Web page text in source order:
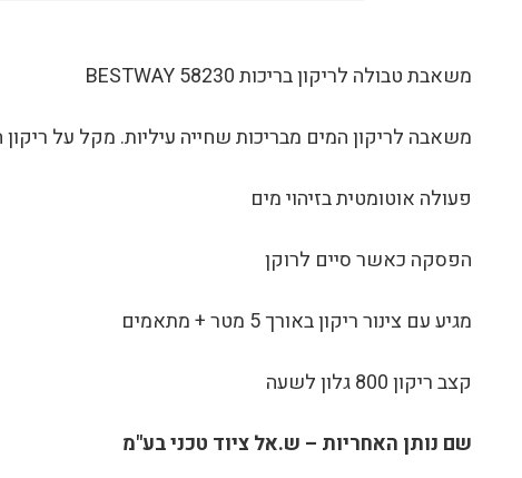
משאבת טבולה לריקון בריכות 58230 BESTWAY
משאבה לריקון המים מבריכות שחייה עיליות. מקל על
פעולה אוטומטית בזיהוי מים
הפסקה כאשר סיים לרוקן
מגיע עם צינור ריקון באורך 5 מטר + מתאמים
קצב ריקון 800 גלון לשעה
שם נותן האחריות – ש.אל ציוד טכני בע"מ